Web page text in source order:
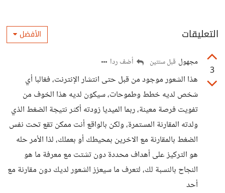
التعليقات الأفضل
3
مجهول قبل سنتين أضف ردا
هذا الشعور موجود من قبل حتى انتشار الإنترنت، فغالبا أي
شخص لديه خطط وطموحات، سيكون لديه هذا الخوف من
تفويت فرصة معينة، ربما الميديا زودته أكثر نتيجة الضغط الذي
ولدته المقارنة المستمرة، ولكن بالواقع أنت ممكن تقع تحت نفس
الضغط بالمقارنة مع الاخرين بمحيطك أو بعملك، لذا الأمر حله
هو التركيز على أهداف محددة دون تشتت مع معرفة ما هو
النجاح بالنسبة لك، لتعرف ما سيعزز الشعور لديك دون مقارنة مع
أحد